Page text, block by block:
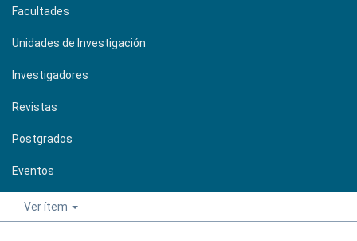
Facultades
Unidades de Investigación
Investigadores
Revistas
Postgrados
Eventos
Ver ítem